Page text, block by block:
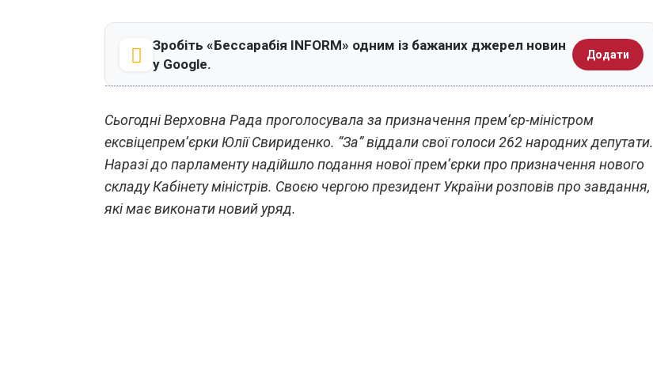
Зробіть «Бессарабія INFORM» одним із бажаних джерел новин
у Google.
Додати
Сьогодні Верховна Рада проголосувала за призначення прем’єр-міністром
ексвіцепрем’єрки Юлії Свириденко. “За” віддали свої голоси 262 народних депутати.
Наразі до парламенту надійшло подання нової прем’єрки про призначення нового
складу Кабінету міністрів. Своєю чергою президент України розповів про завдання,
які має виконати новий уряд.